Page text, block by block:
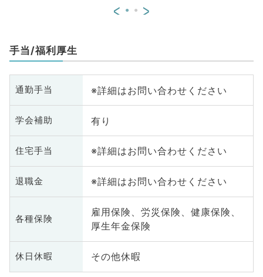
< >
手当/福利厚生
通勤手当 ※詳細はお問い合わせください
学会補助 有り
住宅手当 ※詳細はお問い合わせください
退職金 ※詳細はお問い合わせください
各種保険
雇用保険、労災保険、健康保険、
厚生年金保険
休日休暇 その他休暇